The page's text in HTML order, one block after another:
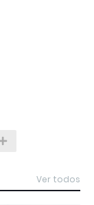
Ver todos